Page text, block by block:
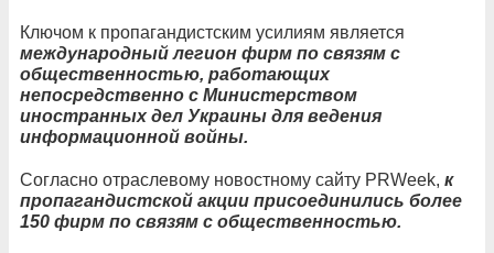
Ключом к пропагандистским усилиям является
международный легион фирм по связям с
общественностью, работающих
непосредственно с Министерством
иностранных дел Украины для ведения
информационной войны.
Согласно отраслевому новостному сайту PRWeek, к
пропагандистской акции присоединились более
150 фирм по связям с общественностью.